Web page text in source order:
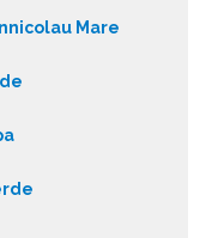
Mare